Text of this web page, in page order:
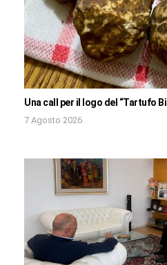
Una call per il logo del “Tartufo
7 Agosto 2026